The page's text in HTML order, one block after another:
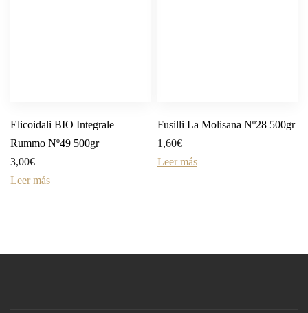
Elicoidali BIO Integrale
Rummo Nº49 500gr
3,00€
Leer más
Fusilli La Molisana Nº28 500gr
1,60€
Leer más